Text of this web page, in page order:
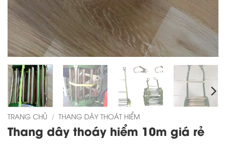
TRANG CHỦ / THANG DÂY THOÁT HIỂM
Thang dây thoáy hiểm 10m giá rẻ